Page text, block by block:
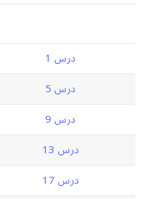
درس 1
درس 5
درس 9
درس 13
درس 17